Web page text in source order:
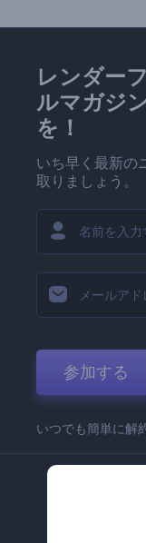
レンダー
ルマガジ
を！
いち早く最新の
取りましょう。
参加する
いつでも簡単に解